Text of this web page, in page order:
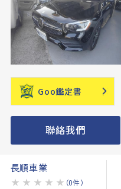
Goo鑑定書
聯絡我們
長順車業
★ ★ ★ ★ ★ （0件）